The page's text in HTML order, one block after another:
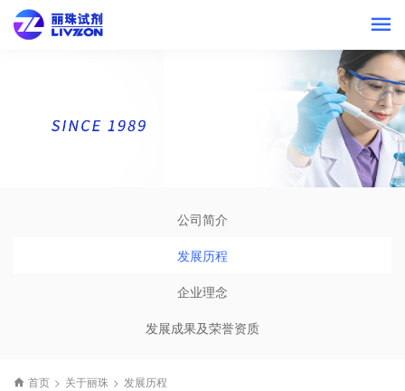
公司简介
发展历程
企业理念
发展成果及荣誉资质
首页 > 关于丽珠 > 发展历程